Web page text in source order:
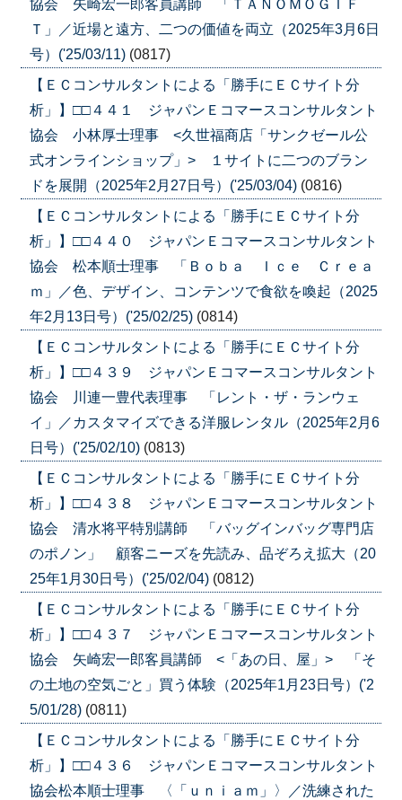
協会 矢崎宏一郎客員講師 「ＴＡＮＯＭＯＧＩＦ
Ｔ」／近場と遠方、二つの価値を両立（2025年3月6日
号）('25/03/11) (0817)
【ＥＣコンサルタントによる「勝手にＥＣサイト分
析」】□□４４１ ジャパンＥコマースコンサルタント
協会 小林厚士理事 <久世福商店「サンクゼール公
式オンラインショップ」> １サイトに二つのブラン
ドを展開（2025年2月27日号）('25/03/04) (0816)
【ＥＣコンサルタントによる「勝手にＥＣサイト分
析」】□□４４０ ジャパンＥコマースコンサルタント
協会 松本順士理事 「Ｂｏｂａ Ｉｃｅ Ｃｒｅａ
ｍ」／色、デザイン、コンテンツで食欲を喚起（2025
年2月13日号）('25/02/25) (0814)
【ＥＣコンサルタントによる「勝手にＥＣサイト分
析」】□□４３９ ジャパンＥコマースコンサルタント
協会 川連一豊代表理事 「レント・ザ・ランウェ
イ」／カスタマイズできる洋服レンタル（2025年2月6
日号）('25/02/10) (0813)
【ＥＣコンサルタントによる「勝手にＥＣサイト分
析」】□□４３８ ジャパンＥコマースコンサルタント
協会 清水将平特別講師 「バッグインバッグ専門店
のポノン」 顧客ニーズを先読み、品ぞろえ拡大（20
25年1月30日号）('25/02/04) (0812)
【ＥＣコンサルタントによる「勝手にＥＣサイト分
析」】□□４３７ ジャパンＥコマースコンサルタント
協会 矢崎宏一郎客員講師 <「あの日、屋」> 「そ
の土地の空気ごと」買う体験（2025年1月23日号）('2
5/01/28) (0811)
【ＥＣコンサルタントによる「勝手にＥＣサイト分
析」】□□４３６ ジャパンＥコマースコンサルタント
協会松本順士理事 〈「ｕｎｉａｍ」〉／洗練された